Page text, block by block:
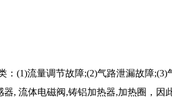
流量调节故障;(2)气路泄漏故障;(3)
, 流体电磁阀,铸铝加热器,加热圈，因